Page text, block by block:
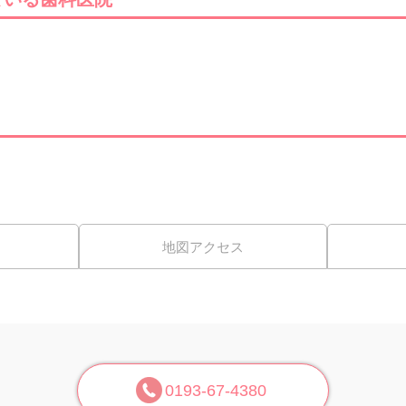
地図アクセス
0193-67-4380